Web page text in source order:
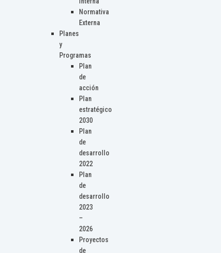
Normativa
Externa
Planes
y
Programas
Plan
de
acción
Plan
estratégico
2030
Plan
de
desarrollo
2022
Plan
de
desarrollo
2023
–
2026
Proyectos
de